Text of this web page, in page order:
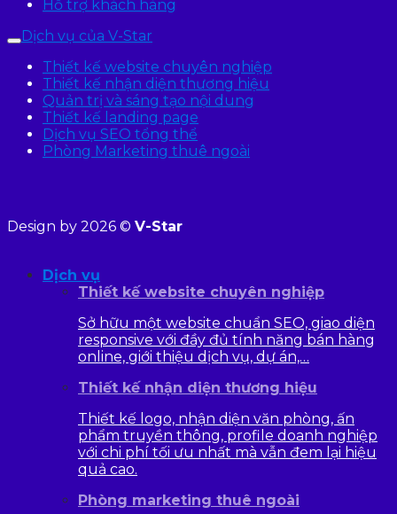
Hỗ trợ khách hàng
Dịch vụ của V-Star
Thiết kế website chuyên nghiệp
Thiết kế nhận diện thương hiệu
Quản trị và sáng tạo nội dung
Thiết kế landing page
Dịch vụ SEO tổng thể
Phòng Marketing thuê ngoài
Design by 2026 © V-Star
Dịch vụ
Thiết kế website chuyên nghiệp
Sở hữu một website chuẩn SEO, giao diện
responsive với đầy đủ tính năng bán hàng
online, giới thiệu dịch vụ, dự án,…
Thiết kế nhận diện thương hiệu
Thiết kế logo, nhận diện văn phòng, ấn
phẩm truyền thông, profile doanh nghiệp
với chi phí tối ưu nhất mà vẫn đem lại hiệu
quả cao.
Phòng marketing thuê ngoài